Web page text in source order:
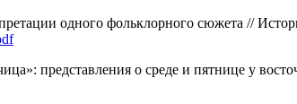
одного фольклорного сюжета //
представления о среде и пятнице у